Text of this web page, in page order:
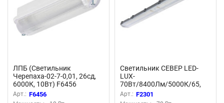
ЛПБ (Светильник
Черепаха-02-7-0,01, 26сд,
6000К, 10Вт) F6456
Арт.: F6456
Светильник СЕВЕР LED-
LUX-
70Вт/8400Лм/5000К/65,
прозр F2301
Арт.: F2301